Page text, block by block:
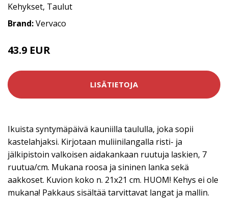
Kehykset, Taulut
Brand:Vervaco
43.9 EUR
LISÄTIETOJA
Ikuista syntymäpäivä kauniilla taululla, joka sopii
kastelahjaksi. Kirjotaan muliinilangalla risti- ja
jälkipistoin valkoisen aidakankaan ruutuja laskien, 7
ruutua/cm. Mukana roosa ja sininen lanka sekä
aakkoset. Kuvion koko n. 21x21 cm. HUOM! Kehys ei ole
mukana! Pakkaus sisältää tarvittavat langat ja mallin.